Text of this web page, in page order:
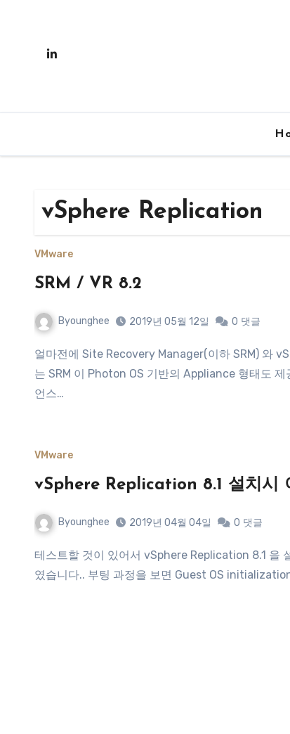
vSphere Replication
VMware
SRM / VR 8.2
Byounghee 2019년 05월 12일 0 댓글
얼마전에 Site Recovery Manager(이하 SRM) 와 vSphere Replication(이하 VR) 8.2 가 발표되었습니다. 가장 큰 변화
는 SRM 이 Photon OS 기반의 Appliance 형태도
언스…
VMware
vSphere Replication 8.1 설치시
Byounghee 2019년 04월 04일 0 댓글
테스트할 것이 있어서 vSphere Replication 8.1 을 설치를 하였는데, 수십번 재설치를 해도, VR 이 동작하지 않는 것이
였습니다.. 부팅 과정을 보면 Guest OS